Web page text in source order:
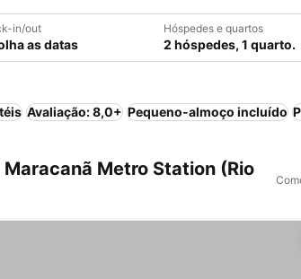
in/out
as datas
Hóspedes e quartos
2 hóspedes, 1 quarto.
Avaliação: 8,0+ Pequeno-almoço incluído
Metro Station (Rio